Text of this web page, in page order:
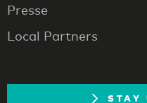
Presse
Local Partners
STAY